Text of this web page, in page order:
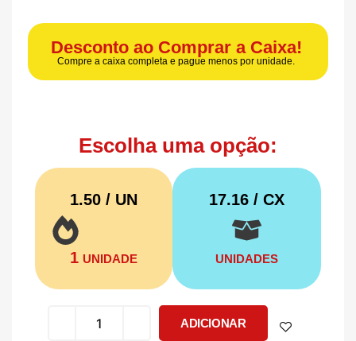
Desconto ao Comprar a Caixa!
Compre a caixa completa e pague menos por unidade.
Escolha uma opção:
1.50 / UN
1 UNIDADE
17.16/ CX
UNIDADES
ADICIONAR